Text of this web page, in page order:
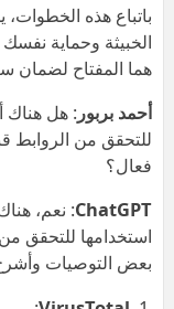
باتباع هذه
الخبيثة وحماية نفسك
هما المفتاح لضمان
أحمد بربور : هل هناك
للتحقق من الروابط
فعال؟
ChatGPT: نعم،
استخدامها للتحقق
بعض التوصيات